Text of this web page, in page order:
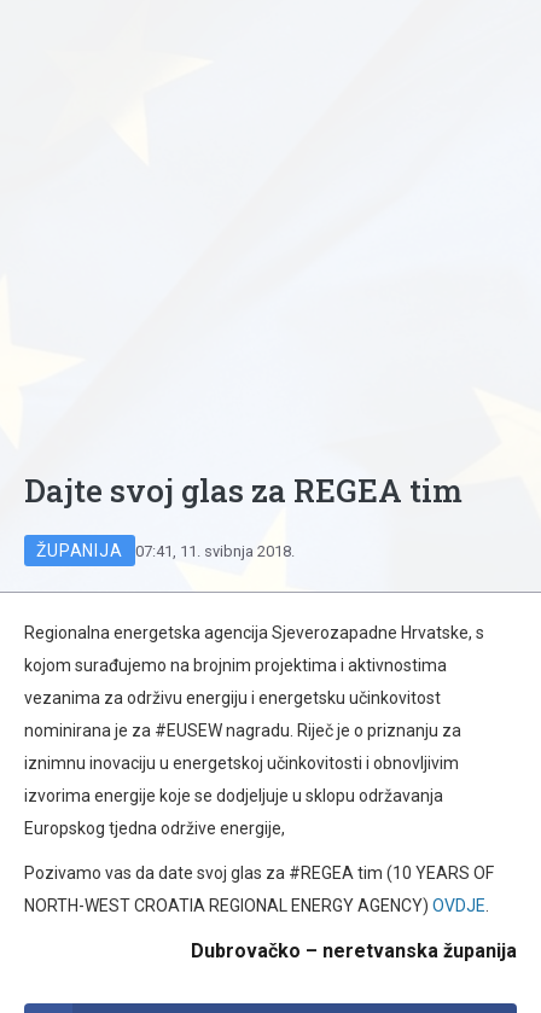
Dajte svoj glas za REGEA tim
ŽUPANIJA 07:41, 11. svibnja 2018.
Regionalna energetska agencija Sjeverozapadne Hrvatske, s
kojom surađujemo na brojnim projektima i aktivnostima
vezanima za održivu energiju i energetsku učinkovitost
nominirana je za #EUSEW nagradu. Riječ je o priznanju za
iznimnu inovaciju u energetskoj učinkovitosti i obnovljivim
izvorima energije koje se dodjeljuje u sklopu održavanja
Europskog tjedna održive energije,
Pozivamo vas da date svoj glas za #REGEA tim (10 YEARS OF
NORTH-WEST CROATIA REGIONAL ENERGY AGENCY) OVDJE
Dubrovačko – neretvanska županija